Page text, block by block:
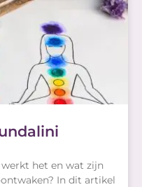
het en wat zijn
In dit artikel